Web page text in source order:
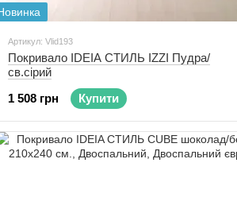
Артикул: Vlid193
Покривало IDEIA СТИЛЬ IZZI Пудра/
св.сірий
1 508 грн
Купити